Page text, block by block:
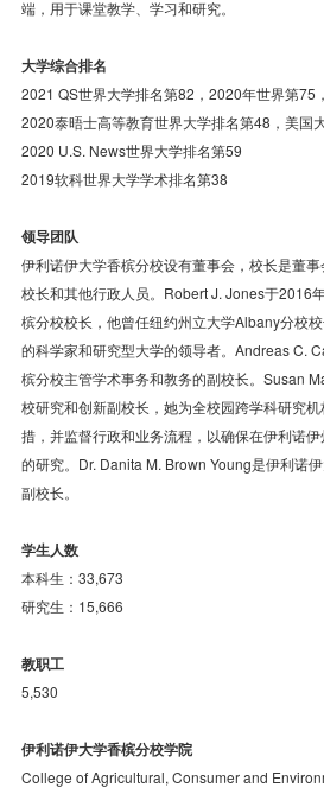
端，用于课堂教学、学习和研究。
大学综合排名
2021 QS世界大学排名第82，2020年世界第75
2020泰晤士高等教育世界大学排名第48，美国
2020 U.S. News世界大学排名第59
2019软科世界大学学术排名第38
领导团队
伊利诺伊大学香槟分校设有董事会，校长是董
校长和其他行政人员。Robert J. Jones于2016
槟分校校长，他曾任纽约州立大学Albany分校
的科学家和研究型大学的领导者。Andreas C.
槟分校主管学术事务和教务的副校长。Susan
校研究和创新副校长，她为全校园跨学科研究
措，并监督行政和业务流程，以确保在伊利诺
的研究。Dr. Danita M. Brown Young是伊利诺
副校长。
学生人数
本科生：33,673
研究生：15,666
教职工
5,530
伊利诺伊大学香槟分校学院
College of Agricultural, Consumer and